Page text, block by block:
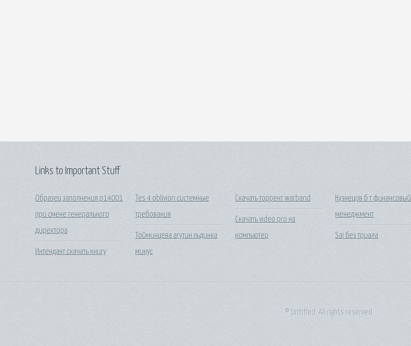
Links to Important Stuff
Образец заполнения р14001
при смене генерального
директора
Интендант скачать книгу
Tes 4 oblivion системные
требования
Тойминцева агутин льдинка
минус
Скачать торрент warband
Скачать video pro на
компьютер
Кузнецов б т финансовый
менеджмент
Sai без триала
© Untitled. All rights reserved.